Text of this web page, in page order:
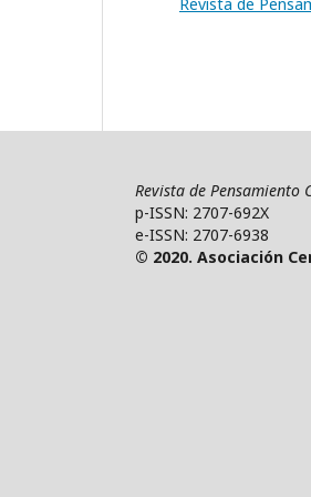
Revista de Pensamiento
p-ISSN: 2707-692X
e-ISSN: 2707-6938
© 2020. Asociación